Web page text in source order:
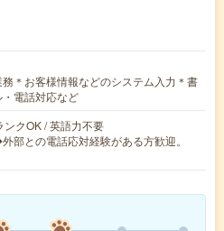
＊お客様情報などのシステム入力＊書
電話対応など
クOK / 英語力不要
部との電話応対経験がある方歓迎。